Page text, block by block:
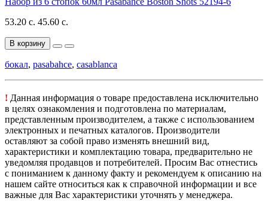
53.20 с. 45.60 с.
В корзину
бокал, pasabahce, casablanca
! Данная информация о товаре предоставлена исключительно
в целях ознакомления и подготовлена по материалам,
представленным производителем, а также с использованием
электронных и печатных каталогов. Производители
оставляют за собой право изменять внешний вид,
характеристики и комплектацию товара, предварительно не
уведомляя продавцов и потребителей. Просим Вас отнестись
с пониманием к данному факту и рекомендуем к описанию на
нашем сайте относиться как к справочной информации и все
важные для Вас характеристики уточнять у менеджера.